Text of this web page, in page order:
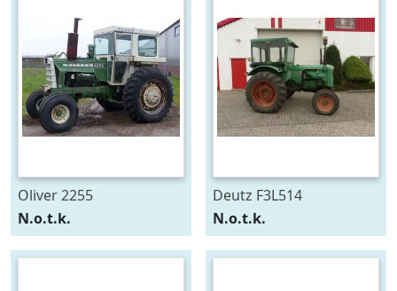
Oliver 2255
N.o.t.k.
Deutz F3L514
N.o.t.k.